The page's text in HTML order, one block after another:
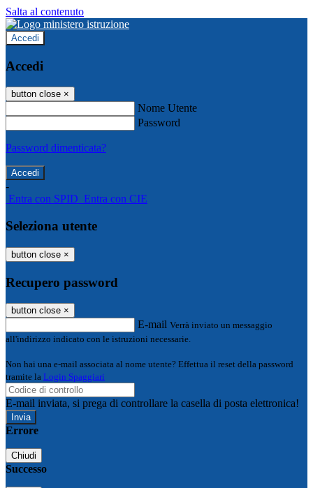
Salta al contenuto
Accedi
Accedi
button close ×
Nome Utente
Password
Password dimenticata?
-
Entra con SPID Entra con CIE
Seleziona utente
button close ×
Recupero password
button close ×
E-mail Verrà inviato un messaggio
all'indirizzo indicato con le istruzioni necessarie.
Non hai una e-mail associata al nome utente? Effettua il reset della password
tramite la Login Spaggiari
E-mail inviata, si prega di controllare la casella di posta elettronica!
Errore
Chiudi
Successo